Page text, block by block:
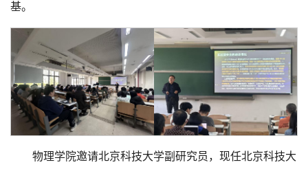
基。
物理学院邀请北京科技大学副研究员，现任北京科技大